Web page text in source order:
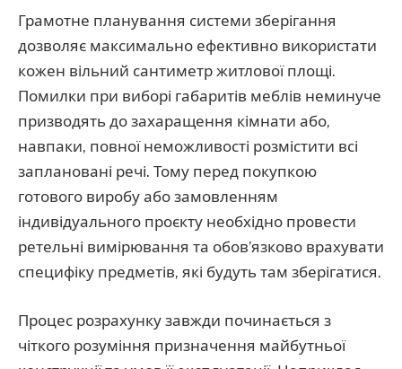
Грамотне планування системи зберігання
дозволяє максимально ефективно використати
кожен вільний сантиметр житлової площі.
Помилки при виборі габаритів меблів неминуче
призводять до захаращення кімнати або,
навпаки, повної неможливості розмістити всі
заплановані речі. Тому перед покупкою
готового виробу або замовленням
індивідуального проєкту необхідно провести
ретельні вимірювання та обов’язково врахувати
специфіку предметів, які будуть там зберігатися.
Процес розрахунку завжди починається з
чіткого розуміння призначення майбутньої